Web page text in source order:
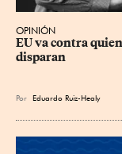
OPINIÓN
EU va contra
disparan
Por Eduardo Ruiz-Healy